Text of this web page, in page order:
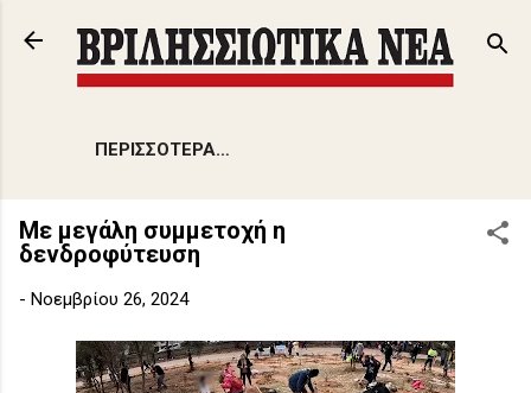
Μετάβαση στο κύριο περιεχόμενο
ΠΕΡΙΣΣΌΤΕΡΑ…
Με μεγάλη συμμετοχή η
δενδροφύτευση
- Νοεμβρίου 26, 2024